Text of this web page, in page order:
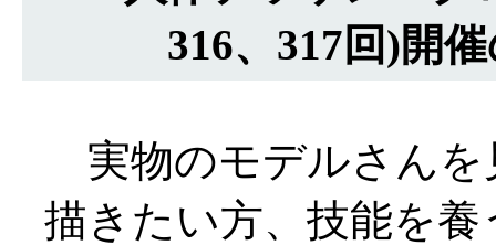
316、317回)開
実物のモデルさんを
描きたい方、技能を